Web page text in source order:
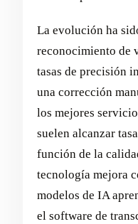
La evolución ha
reconocimiento de
tasas de precisión
una corrección
los mejores
suelen alcanzar
función de la
tecnología mejora
modelos de IA
el software de